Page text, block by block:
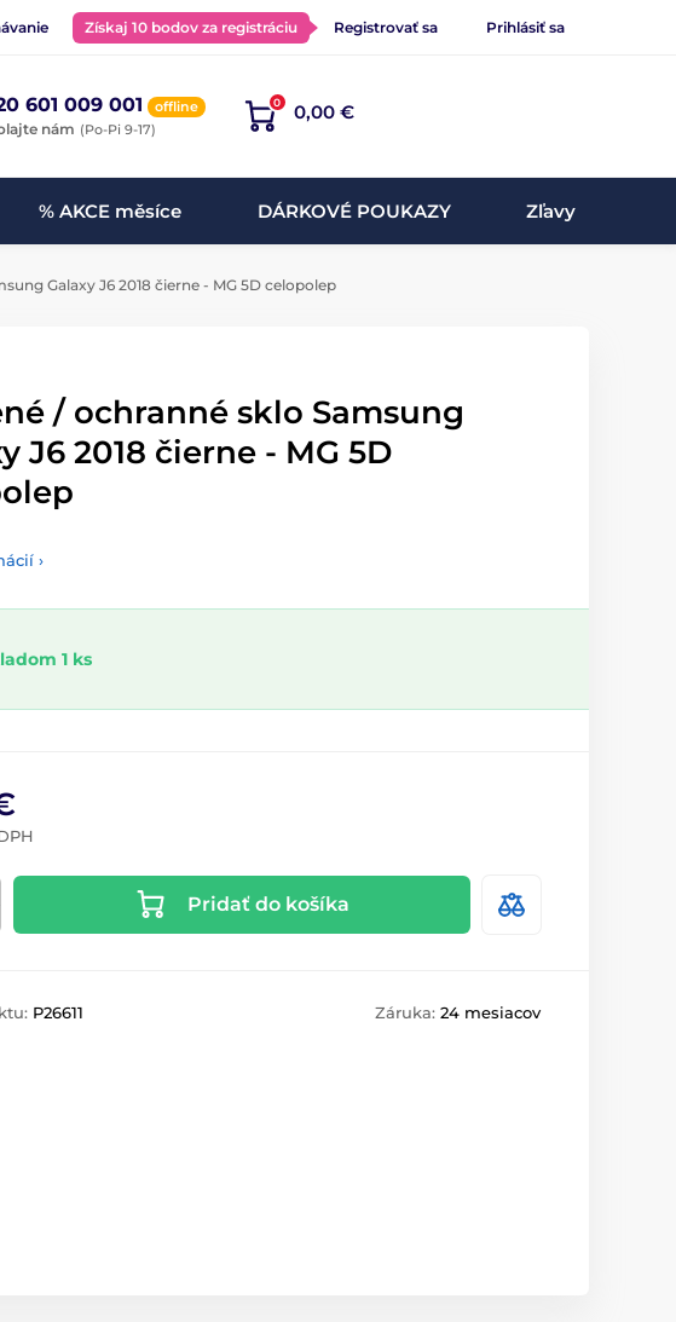
Získaj 10 bodov za registráciu Registrovať sa Prihlásiť sa
601 009 001 offline
nám (Po-Pi 9-17)
0 0,00 €
% AKCE měsíce DÁRKOVÉ POUKAZY Zľavy
Galaxy J6 2018 čierne - MG 5D celopolep
/ ochranné sklo Samsung
J6 2018 čierne - MG 5D
›
1 ks
Pridať do košíka
P26611 Záruka: 24 mesiacov